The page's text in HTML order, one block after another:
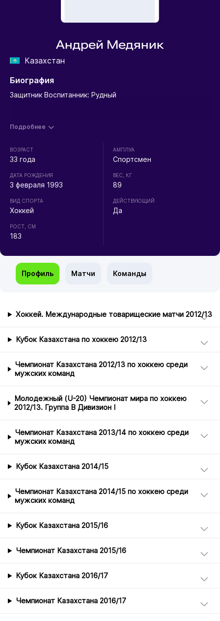
Андрей Медяник
Казахстан
Биография
Защитник Воспитанник: Рудный
Подробнее
ВОЗРАСТ
33 года
ДАТА РОЖДЕНИЯ
3 февраля 1993
ВИД СПОРТА
Хоккей
РОСТ, СМ
183
АМПЛУА
Спортсмен
ВЕС, КГ
89
ДЕЙСТВУЮЩИЙ
Да
Профиль Матчи Команды
Хоккей. Международные товарищеские матчи 2012/13
Кубок Казахстана по хоккею 2012/13
Чемпионат Казахстана 2012/13 по хоккею среди
мужских команд
Молодежный (U-20) Чемпионат мира по хоккею
2012/13. Группа B Дивизион I
Чемпионат Казахстана 2013/14 по хоккею среди
мужских команд
Кубок Казахстана 2014/15
Чемпионат Казахстана 2014/15 по хоккею среди
мужских команд
Кубок Казахстана 2015/16
Чемпионат Казахстана 2015/16
Кубок Казахстана 2016/17
Чемпионат Казахстана 2016/17